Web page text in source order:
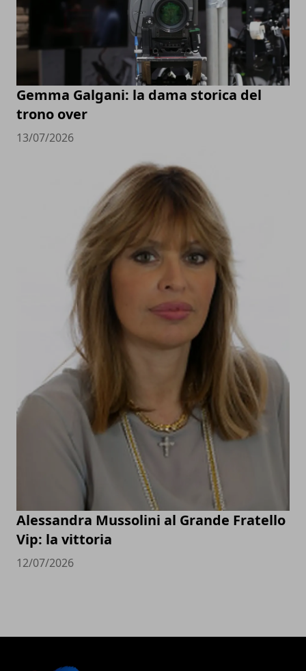
Gemma Galgani: la dama storica del
trono over
13/07/2026
Alessandra Mussolini al Grande Fratello
Vip: la vittoria
12/07/2026